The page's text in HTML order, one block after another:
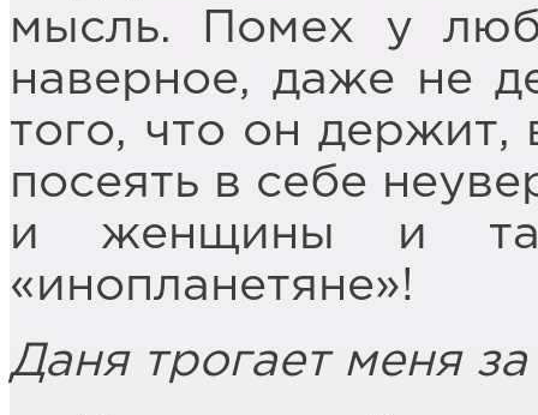
мысль. Помех у
наверное, даже не
того, что он держит,
посеять в себе
и женщины и
«инопланетяне»!
Даня трогает меня